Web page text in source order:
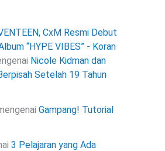
CxM Resmi Debut
“HYPE VIBES” - Koran
Nicole Kidman dan
Setelah 19 Tahun
Gampang! Tutorial
3 Pelajaran yang Ada